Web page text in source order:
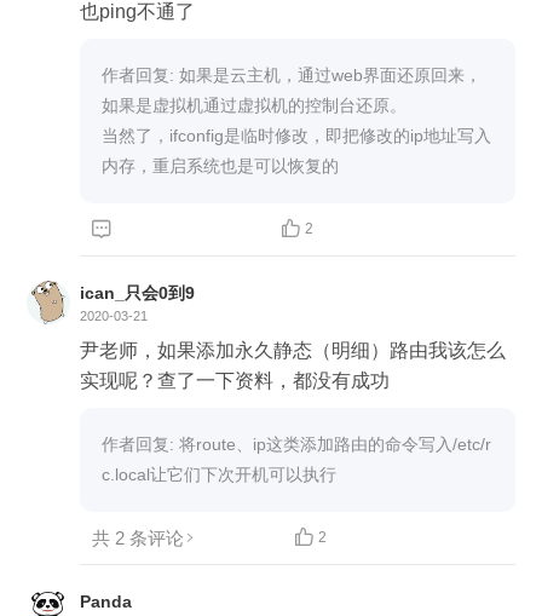
也ping不通了
作者回复: 如果是云主机，通过web界面还原回来，
如果是虚拟机通过虚拟机的控制台还原。
当然了，ifconfig是临时修改，即把修改的ip地址写入
内存，重启系统也是可以恢复的
  2
ican_只会0到9
2020-03-21
尹老师，如果添加永久静态（明细）路由我该怎么
实现呢？查了一下资料，都没有成功
作者回复: 将route、ip这类添加路由的命令写入/etc/r
c.local让它们下次开机可以执行
共 2 条评论  2
Panda